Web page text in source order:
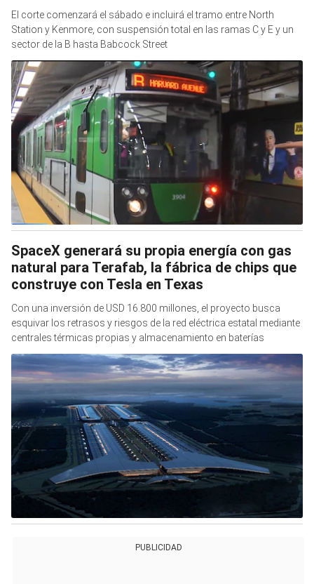
El corte comenzará el sábado e incluirá el tramo entre North
Station y Kenmore, con suspensión total en las ramas C y E y un
sector de la B hasta Babcock Street
SpaceX generará su propia energía con gas
natural para Terafab, la fábrica de chips que
construye con Tesla en Texas
Con una inversión de USD 16.800 millones, el proyecto busca
esquivar los retrasos y riesgos de la red eléctrica estatal mediante
centrales térmicas propias y almacenamiento en baterías
PUBLICIDAD